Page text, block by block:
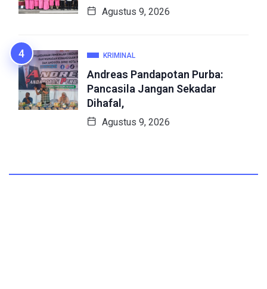
Agustus 9, 2026
KRIMINAL
Andreas Pandapotan Purba:
Pancasila Jangan Sekadar
Dihafal,
Agustus 9, 2026